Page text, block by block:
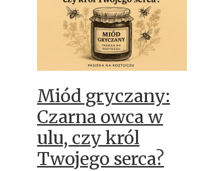
Miód gryczany:
Czarna owca w
ulu, czy król
Twojego serca?